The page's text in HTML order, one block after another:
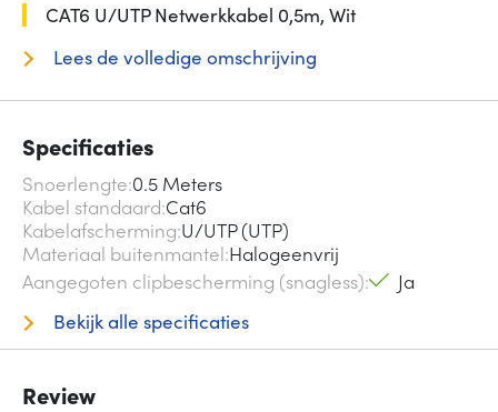
CAT6 U/UTP Netwerkkabel 0,5m, Wit
Lees de volledige omschrijving
Specificaties
Snoerlengte 0.5 Meters
Kabel standaard Cat6
Kabelafscherming U/UTP (UTP)
Materiaal buitenmantel Halogeenvrij
Aangegoten clipbescherming (snagless)
Ja
Bekijk alle specificaties
Review